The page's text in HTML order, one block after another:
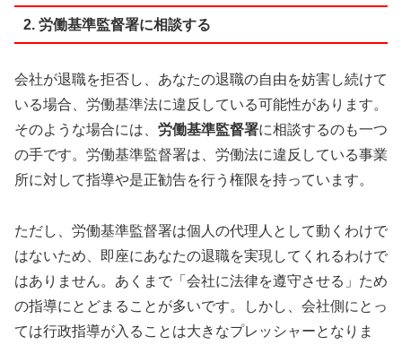
2. 労働基準監督署に相談する
会社が退職を拒否し、あなたの退職の自由を妨害し続けて
いる場合、労働基準法に違反している可能性があります。
そのような場合には、 労働基準監督署に相談するのも一つ
の手です。労働基準監督署は、労働法に違反している事業
所に対して指導や是正勧告を行う権限を持っています。
ただし、労働基準監督署は個人の代理人として動くわけで
はないため、即座にあなたの退職を実現してくれるわけで
はありません。あくまで「会社に法律を遵守させる」ため
の指導にとどまることが多いです。しかし、会社側にとっ
ては行政指導が入ることは大きなプレッシャーとなりま